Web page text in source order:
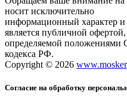
носит исключительно
информационный характер
является публичной офертой,
определяемой положениями
кодекса РФ.
Copyright © 2026
Согласие на обработку